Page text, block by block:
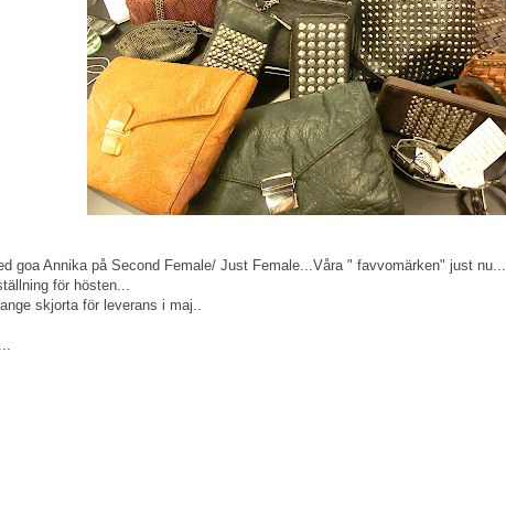
goa Annika på Second Female/ Just Female...Våra " favvomärken" just nu...
för hösten...
skjorta för leverans i maj..